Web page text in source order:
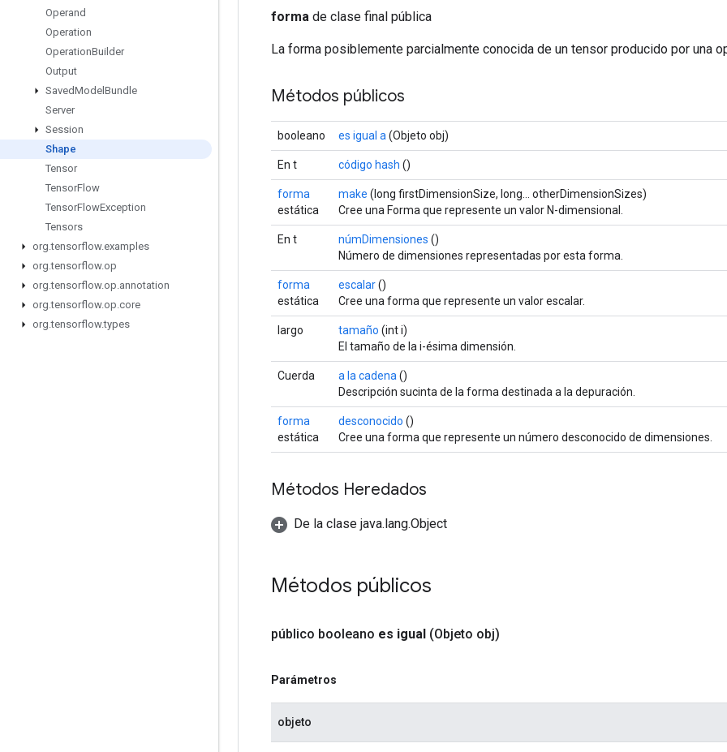
Operand
Operation
OperationBuilder
Output
SavedModel Bundle
Server
Session
Shape
Tensor
TensorFlow
TensorFlowException
Tensors
org.tensorflow.examples
org.tensorflow.op
org.tensorflow.op.annotation
org.tensorflow.op.core
org.tensorflow.types
forma de clase final pública
La forma posiblemente parcialmente conocida de un tensor producido por una
Métodos públicos
booleano es igual a (Objeto obj)
En t código hash ()
forma
estática
make (long firstDimensionSize, long... otherDimensionSizes)
Cree una Forma que represente un valor N-dimensional.
En t númDimensiones ()
Número de dimensiones representadas por esta forma.
forma
estática
escalar()
Cree una forma que represente un valor escalar.
largo tamaño (int i)
El tamaño de la i-ésima dimensión.
Cuerda a la cadena ()
Descripción sucinta de la forma destinada a la depuración.
forma
estática
desconocido ()
Cree una forma que represente un número desconocido de dimensiones.
Métodos Heredados
De la clase java.lang.Object
Métodos públicos
público booleano es igual (Objeto obj)
Parámetros
objeto